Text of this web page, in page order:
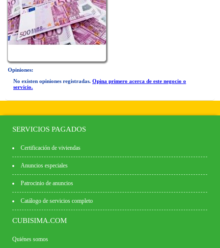
Opiniones:
No existen opiniones registradas. Opina primero acerca de este negocio o
servicio.
SERVICIOS PAGADOS
Certificación de viviendas
Anuncios especiales
Patrocinio de anuncios
Catálogo de servicios completo
CUBISIMA.COM
Quiénes somos